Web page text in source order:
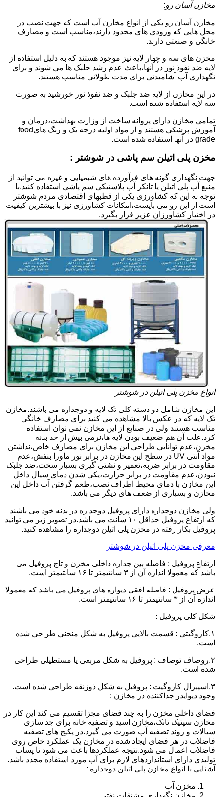
مخازن آسان رو:
مخازن آسان رو یکی از انواع مخازن آب است که جهت نصب در
محل هایی که ورودی های محدود دارند،مناسب است و مصارف
خانگی و صنعتی دارند.
مخزن های سه و چهار لایه نیز موجود هستند که به دلیل استفاده از
لایه ضد نفوذ نور در آنها،باعث عدم رشد جلبک ها می شوند و برای
نگهداری آب آشامیدنی برای مدت طولانی مناسب هستند.
در این مخازن از لایه ضد جلبک و ضد نفوذ نور خورشید به صورت
سه لایه استفاده شده است.
تمامی مخازن دارای پروانه ساخت از وزارت بهداشت،درمان و
آموزش پزشکی هستند و از مواد اولیه درجه یک و رنگ هایfood
grade در آنها استفاده شده است.
مخزن پلی اتیلن سم پاشی در شوشتر :
جهت نگهداری گونه های فرآورده های شیمیایی و غیره می توانید از
منبع آب پلی اتیلن یا تانکر آب پلاستیکی سم پاشی استفاده کنید.با
توجه به این که کشاورزی یکی از قطبهای اقتصادی مردم شوشتر
است از این رو می بایست،امکانات کشاورزی نیز با بیشترین کیفیت
در اختیار کشاورزان عزیز قرار بگیرد.
انواع مخزن پلی اتیلن در شوشتر
این مخازن شامل دو دسته کلی تک لایه و دوجداره می باشند.مخازن
تک لایه که در عکس بالا مشاهده می کنید برای مصارف خانگی
مناسب هستند ولی در صنایع از این مخازن نمی توان استفاده
کرد.علت آن هم ضعیف بودن لایه ها،نرمی بیش از حد بدنه
مخزن،عدم توانایی طراحی این مخازن برای مصارف خاص،نداشتن
مواد آنتی UV در سطح این مخازن در برابر نور ماورا بنفش،عدم
مقاومت در برابر ضربه،تعمیر و نشتی گیری بسیار سخت،ضد جلبک
نبودن،عدم مقاومت در برابر حرارت،یکی شدن دمای سیال داخل
این مخازن با دمای محیط اطراف نصب،طعم گرفتن آب داخل این
مخازن و بسیاری از ضعف های دیگر می باشد.
ولی مخازن دوجداره دارای پروفیل دوجداره در بدنه خود می باشند
که ارتفاع پروفیل حداقل ۱۰ سانت می باشد.در تصویر زیر می توانید
پروفیل بکار رفته در مخزن پلی اتیلن دوجداره را مشاهده کنید.
معرفی مخزن پلی اتیلن در شوشتر
ارتفاع پروفیل : فاصله بین جداره داخلی مخزن و تاج پروفیل می
باشد که معمولا اندازه آن از ۳ سانتیمتر تا ۱۶ سانتیمتر است.
عرض پروفیل : فاصله افقی دیواره های پروفیل می باشد که معمولا
اندازه آن از ۳ سانتیمتر تا ۱۶ سانتیمتر است.
شکل کلی پروفیل :
۱.کاروگیتی : قسمت بالایی پروفیل به شکل منحنی طراحی شده
است.
۲.روصاف توصاف : پروفیل به شکل مربعی یا مستطیلی طراحی
شده است.
۳.اسپیرال کاروگیت : پروفیل به شکل ذوزنقه طراحی شده است.
وجود دیوایدر جداکننده در مخازن :
فضای داخلی مخزن را به چند فضای مجزا تقسیم می کند این کار در
مخازن سپتیک تانک،مخازن اسید و تصفیه خانه برای جداسازی
سیالات و روند تصفیه آب صورت می گیرد.در پکیج های تصفیه
فاضلاب در هر فضای ایجاد شده در مخازن یک عملکرد خاص روی
فاضلاب اعمال می شود.نتیجه عملکردها باعث می شود تا پساب
تولیدی دارای استانداردهای لازم برای آب مورد استفاده مجدد باشد.
آشنایی با انواع مخازن پلی اتیلن دوجداره :
مخزن آب
مخازن نگهداری مشتقات نفتی